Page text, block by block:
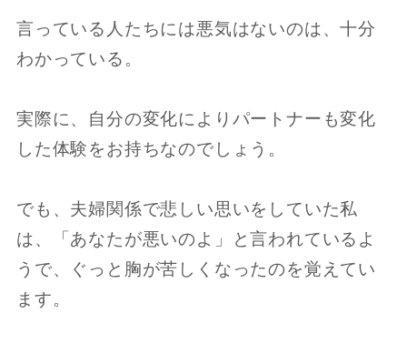
言っている人たちには悪気はないのは、十分
わかっている。
実際に、自分の変化によりパートナーも変化
した体験をお持ちなのでしょう。
でも、夫婦関係で悲しい思いをしていた私
は、「あなたが悪いのよ」と言われているよ
うで、ぐっと胸が苦しくなったのを覚えてい
ます。